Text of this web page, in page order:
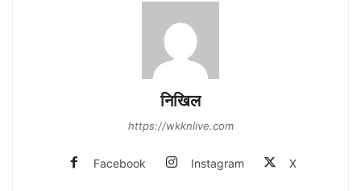
नि‍खि‍ल
https://wkknlive.com
Facebook Instagram X